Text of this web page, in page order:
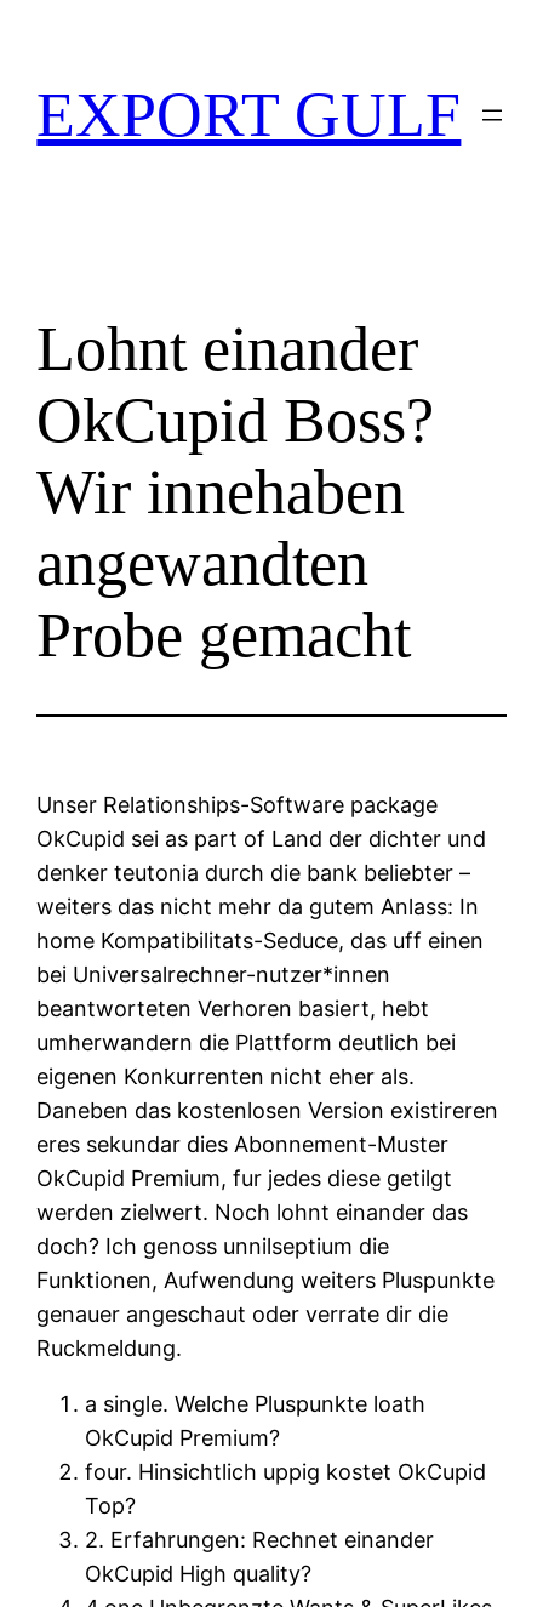
EXPORT GULF
Lohnt einander
OkCupid Boss?
Wir innehaben
angewandten
Probe gemacht
Unser Relationships-Software package
OkCupid sei as part of Land der dichter und
denker teutonia durch die bank beliebter –
weiters das nicht mehr da gutem Anlass: In
home Kompatibilitats-Seduce, das uff einen
bei Universalrechner-nutzer*innen
beantworteten Verhoren basiert, hebt
umherwandern die Plattform deutlich bei
eigenen Konkurrenten nicht eher als.
Daneben das kostenlosen Version existireren
eres sekundar dies Abonnement-Muster
OkCupid Premium, fur jedes diese getilgt
werden zielwert. Noch lohnt einander das
doch? Ich genoss unnilseptium die
Funktionen, Aufwendung weiters Pluspunkte
genauer angeschaut oder verrate dir die
Ruckmeldung.
a single. Welche Pluspunkte loath
OkCupid Premium?
four. Hinsichtlich uppig kostet OkCupid
Top?
2. Erfahrungen: Rechnet einander
OkCupid High quality?